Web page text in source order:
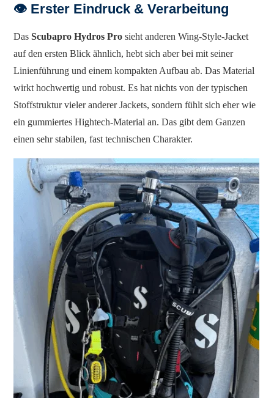
👁️ Erster Eindruck & Verarbeitung
DasScubapro Hydros Pro sieht anderen Wing-Style-Jacket
auf den ersten Blick ähnlich, hebt sich aber bei mit seiner
Linienführung und einem kompakten Aufbau ab. Das Material
wirkt hochwertig und robust. Es hat nichts von der typischen
Stoffstruktur vieler anderer Jackets, sondern fühlt sich eher wie
ein gummiertes Hightech-Material an. Das gibt dem Ganzen
einen sehr stabilen, fast technischen Charakter.